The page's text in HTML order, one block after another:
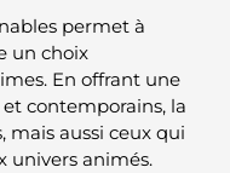
permet à
un choix
En offrant une
contemporains, la
mais aussi ceux qui
univers animés.